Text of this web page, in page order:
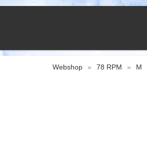
Webshop » 78 RPM » M